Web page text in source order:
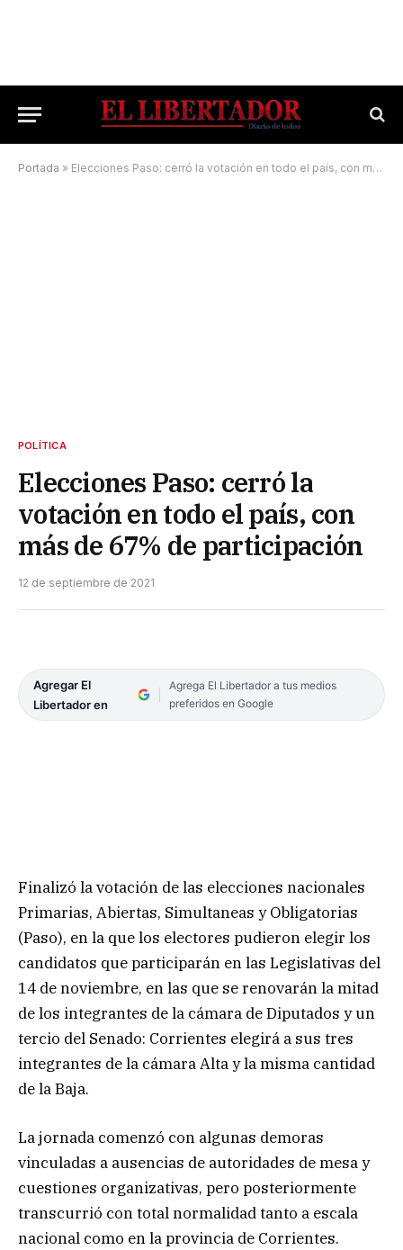
Portada » Elecciones Paso: cerró la votación en todo el país, con más de 67% de participación
POLÍTICA
Elecciones Paso: cerró la
votación en todo el país, con
más de 67% de participación
12 de septiembre de 2021
Agregar El
Libertador en
Agrega El Libertador a tus medios
preferidos en Google
Finalizó la votación de las elecciones nacionales
Primarias, Abiertas, Simultaneas y Obligatorias
(Paso), en la que los electores pudieron elegir los
candidatos que participarán en las Legislativas del
14 de noviembre, en las que se renovarán la mitad
de los integrantes de la cámara de Diputados y un
tercio del Senado: Corrientes elegirá a sus tres
integrantes de la cámara Alta y la misma cantidad
de la Baja.
La jornada comenzó con algunas demoras
vinculadas a ausencias de autoridades de mesa y
cuestiones organizativas, pero posteriormente
transcurrió con total normalidad tanto a escala
nacional como en la provincia de Corrientes.